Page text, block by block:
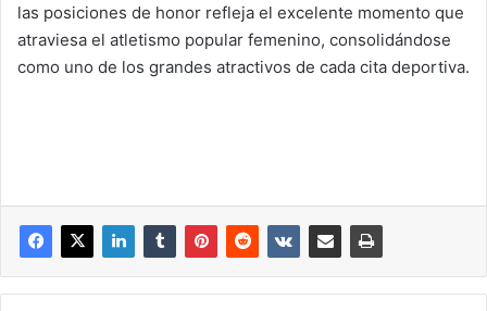
las posiciones de honor refleja el excelente momento que
atraviesa el atletismo popular femenino, consolidándose
como uno de los grandes atractivos de cada cita deportiva.